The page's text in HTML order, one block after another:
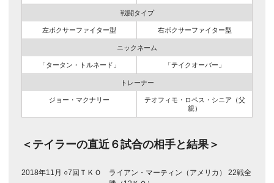
戦闘タイプ
左ボクサーファイター型 右ボクサーファイター型
ニックネーム
「タータン・トルネード」 「テイクオーバー」
トレーナー
ジョー・マクナリー
テオフィモ・ロペス・シニア（父
親）
＜テイラーの直近６試合の相手と結果＞
2018年11月 ○7回ＴＫＯ ライアン・マーティン（アメリカ） 22戦全